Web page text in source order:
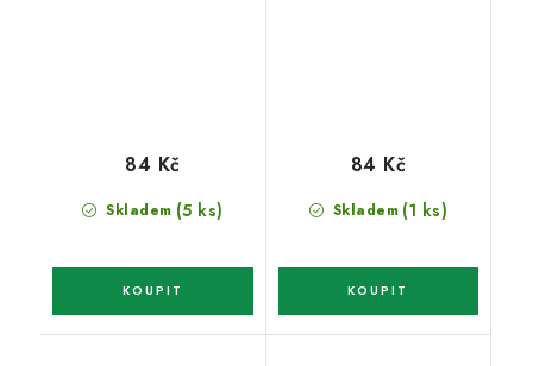
Skladem (5 ks)
84 Kč
Skladem (1 ks)
84 Kč